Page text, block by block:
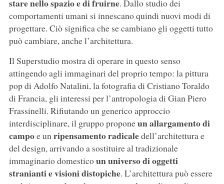
stare nello spazio e di fruirne. Dallo studio dei
comportamenti umani si innescano quindi nuovi modi di
progettare. Ciò significa che se cambiano gli oggetti tutto
può cambiare, anche l’architettura.
Il Superstudio mostra di operare in questo senso
attingendo agli immaginari del proprio tempo: la pittura
pop di Adolfo Natalini, la fotografia di Cristiano Toraldo
di Francia, gli interessi per l’antropologia di Gian Piero
Frassinelli. Rifiutando un generico approccio
interdisciplinare, il gruppo proponeun allargamento di
campoe unripensamento radicaledell’architettura e
del design, arrivando a sostituire al tradizionale
immaginario domesticoun universo di oggetti
stranianti e visioni distopiche. L’architettura può essere